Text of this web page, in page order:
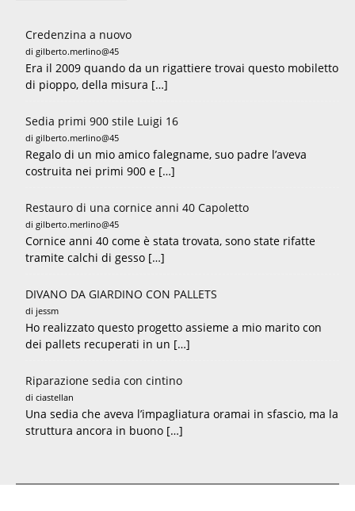
Credenzina a nuovo
di gilberto.merlino@45
Era il 2009 quando da un rigattiere trovai questo mobiletto
di pioppo, della misura […]
Sedia primi 900 stile Luigi 16
di gilberto.merlino@45
Regalo di un mio amico falegname, suo padre l’aveva
costruita nei primi 900 e […]
Restauro di una cornice anni 40 Capoletto
di gilberto.merlino@45
Cornice anni 40 come è stata trovata, sono state rifatte
tramite calchi di gesso […]
DIVANO DA GIARDINO CON PALLETS
di jessm
Ho realizzato questo progetto assieme a mio marito con
dei pallets recuperati in un […]
Riparazione sedia con cintino
di ciastellan
Una sedia che aveva l’impagliatura oramai in sfascio, ma la
struttura ancora in buono […]